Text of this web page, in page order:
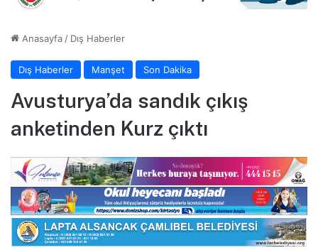
Anasayfa / Dış Haberler
Dış Haberler Manşet Son Dakika
Avusturya’da sandık çıkış
anketinden Kurz çıktı